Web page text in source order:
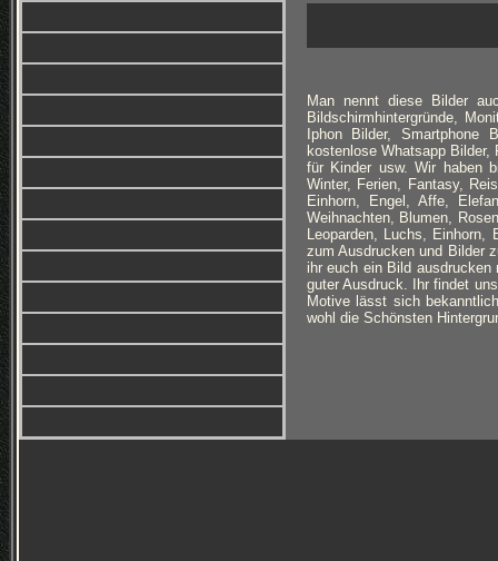
Man nennt diese Bilder
Bildschirmhintergründe,
Iphon Bilder, Smartphone
kostenlose Whatsapp
für Kinder usw. Wir haben
Winter, Ferien, Fantasy,
Einhorn, Engel, Affe,
Weihnachten, Blumen,
Leoparden, Luchs,
zum Ausdrucken und Bilder
ihr euch ein Bild
guter Ausdruck. Ihr findet
Motive lässt sich
wohl die Schönsten